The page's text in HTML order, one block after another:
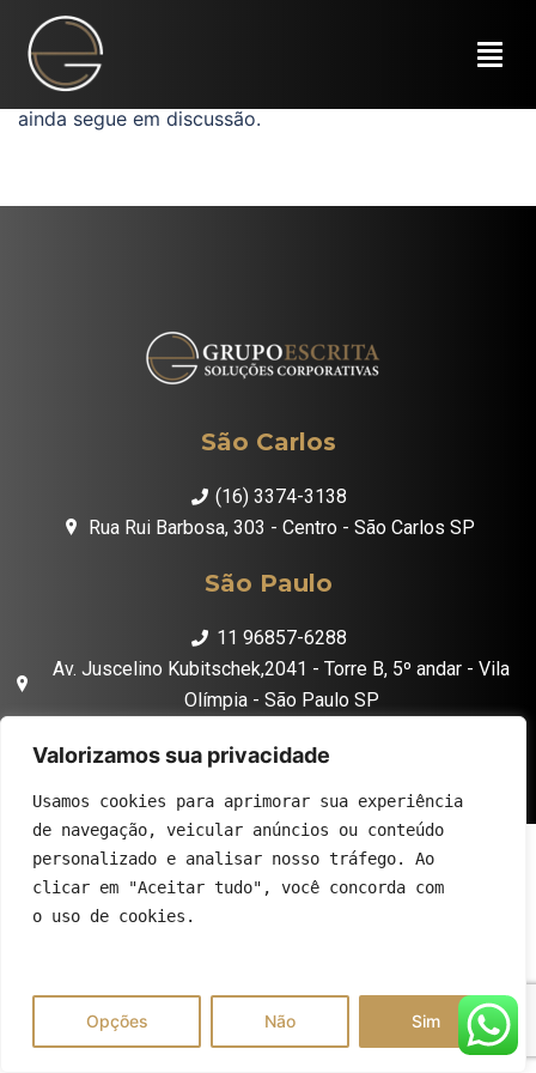
Valorizamos sua privacidade
Usamos cookies para aprimorar sua experiência
de navegação, veicular anúncios ou conteúdo
personalizado e analisar nosso tráfego. Ao
clicar em "Aceitar tudo", você concorda com
o uso de cookies.
Opções Não Sim
A exclusão do IRPJ/CSLL Lucro presumido foi
suspensa temporariamente. No entanto, o recurso
ainda segue em discussão.
São Carlos
(16) 3374-3138
Rua Rui Barbosa, 303 - Centro - São Carlos SP
São Paulo
11 96857-6288
Av. Juscelino Kubitschek,2041 - Torre B, 5º andar - Vila
Olímpia - São Paulo SP